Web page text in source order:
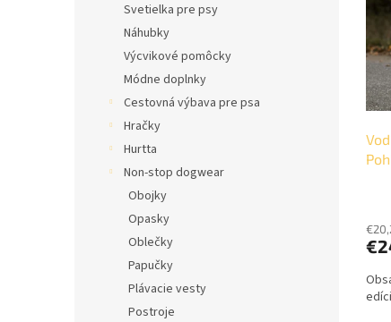
Svetielka pre psy
Náhubky
Výcvikové pomôcky
Módne doplnky
Cestovná výbava pre psa
Hračky
Hurtta
Non-stop dogwear
Obojky
Opasky
Oblečky
Papučky
Plávacie vesty
Postroje
p